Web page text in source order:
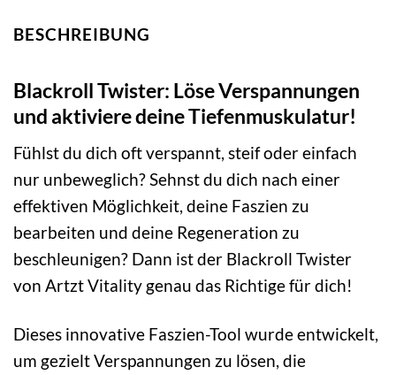
BESCHREIBUNG
Blackroll Twister: Löse Verspannungen
und aktiviere deine Tiefenmuskulatur!
Fühlst du dich oft verspannt, steif oder einfach
nur unbeweglich? Sehnst du dich nach einer
effektiven Möglichkeit, deine Faszien zu
bearbeiten und deine Regeneration zu
beschleunigen? Dann ist der Blackroll Twister
von Artzt Vitality genau das Richtige für dich!
Dieses innovative Faszien-Tool wurde entwickelt,
um gezielt Verspannungen zu lösen, die